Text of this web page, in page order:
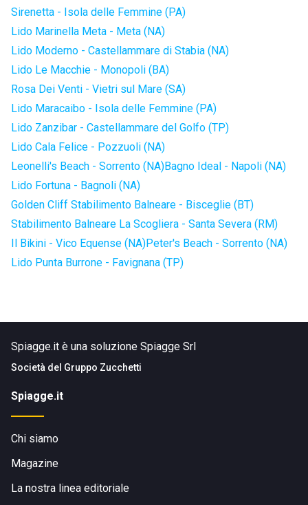
Sirenetta - Isola delle Femmine (PA)
Lido Marinella Meta - Meta (NA)
Lido Moderno - Castellammare di Stabia (NA)
Lido Le Macchie - Monopoli (BA)
Rosa Dei Venti - Vietri sul Mare (SA)
Lido Maracaibo - Isola delle Femmine (PA)
Lido Zanzibar - Castellammare del Golfo (TP)
Lido Cala Felice - Pozzuoli (NA)
Leonelli's Beach - Sorrento (NA)Bagno Ideal - Napoli (NA)
Lido Fortuna - Bagnoli (NA)
Golden Cliff Stabilimento Balneare - Bisceglie (BT)
Stabilimento Balneare La Scogliera - Santa Severa (RM)
Il Bikini - Vico Equense (NA)Peter's Beach - Sorrento (NA)
Lido Punta Burrone - Favignana (TP)
Spiagge.it è una soluzione Spiagge Srl
Società del Gruppo Zucchetti
Spiagge.it
Chi siamo
Magazine
La nostra linea editoriale